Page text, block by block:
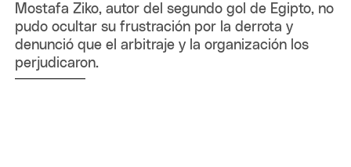
Mostafa Ziko, autor del segundo gol de Egipto, no
pudo ocultar su frustración por la derrota y
denunció que el arbitraje y la organización los
perjudicaron.